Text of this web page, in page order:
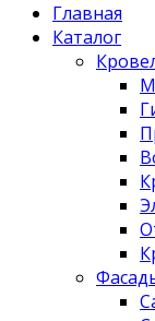
Главная
Каталог